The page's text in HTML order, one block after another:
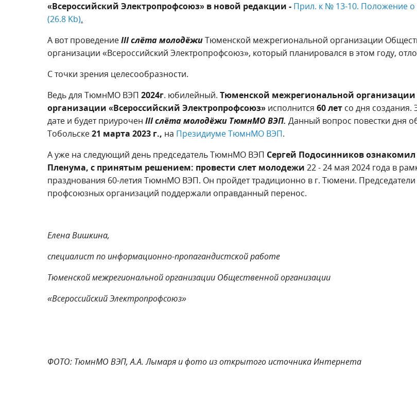
«Всероссийский Электропрофсоюз» в новой редакции - Прил. к № 13-10. Положение
(26.8 Kb).
А вот проведениеIIIслёта молодёжиТюменской межрегиональной организации
организации «Всероссийский Электропрофсоюз», который планировался в этом году,
С точки зрения целесообразности.
Ведь для ТюмнМО ВЭП 2024г. юбилейный. Тюменской межрегиональной
организации «Всероссийский Электропрофсоюз» исполнится 60 лет со дня создания.
дате и будет приурочен IIIслёта молодёжи ТюмнМО ВЭП. Данный вопрос повестки дня
Тобольске21 марта 2023 г., на Президиуме ТюмнМО ВЭП.
А уже на следующий день председатель ТюмнМО ВЭП Сергей Подосинников ознакомил
Пленума, с принятым решением: провести слет молодежи 22 - 24 мая 2024 года в
празднования 60-летия ТюмнМО ВЭП. Он пройдет традиционно в г. Тюмени.
профсоюзных организаций поддержали оправданный перенос.
Елена Вишкина,
специалист по информационно-пропагандистской работе
Тюменской межрегиональной организации Общественной организации
«Всероссийский Электропрофсоюз»
ФОТО: ТюмнМО ВЭП, А.А. Лымаря и фото из открытого источника Интернета